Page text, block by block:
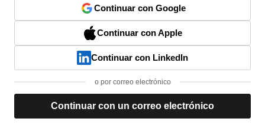
Continuar con Google
Continuar con Apple
Continuar con LinkedIn
o por correo electrónico
Continuar con un correo electrónico